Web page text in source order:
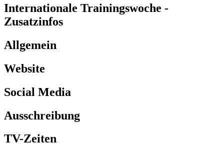
Internationale Trainingswoche -
Zusatzinfos
Allgemein
Website
Social Media
Ausschreibung
TV-Zeiten